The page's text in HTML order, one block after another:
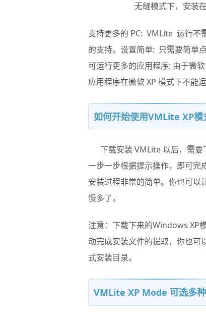
无缝模式下，安装
支持更多的 PC: VMLite 运行不
的支持。设置简单: 只需要简单
可运行更多的应用程序: 由于微
应用程序在微软 XP 模式下不能
如何开始使用VMLite XP模
下载安装VMLite以后，需要
一步一步根据提示操作，即可完
安装过程非常的简单。你也可以
慢多了。
注意：下载下来的Windows XP
动完成安装文件的提取，你也
式安装目录。
VMLite XP Mode 可选多